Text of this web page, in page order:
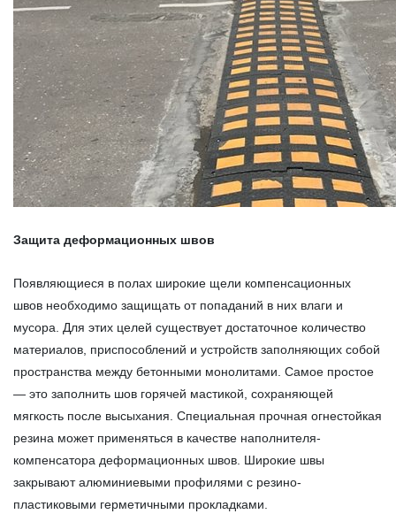
Защита деформационных швов
Появляющиеся в полах широкие щели компенсационных
швов необходимо защищать от попаданий в них влаги и
мусора. Для этих целей существует достаточное количество
материалов, приспособлений и устройств заполняющих собой
пространства между бетонными монолитами. Самое простое
— это заполнить шов горячей мастикой, сохраняющей
мягкость после высыхания. Специальная прочная огнестойкая
резина может применяться в качестве наполнителя-
компенсатора деформационных швов. Широкие швы
закрывают алюминиевыми профилями с резино-
пластиковыми герметичными прокладками.